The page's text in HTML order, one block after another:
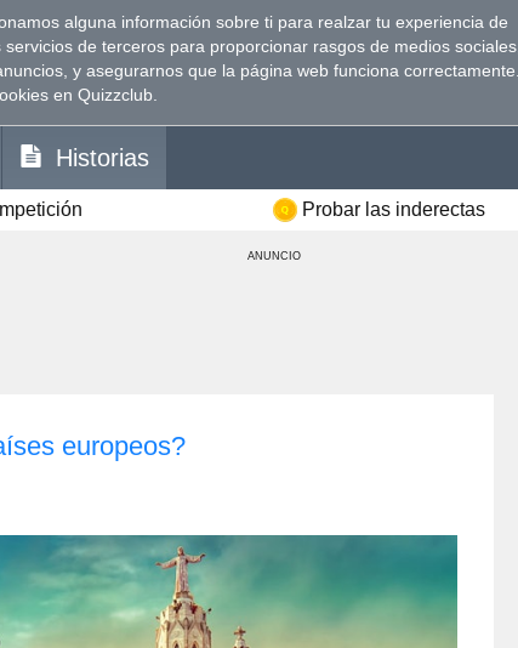
alguna información sobre ti para realzar tu experiencia de
de terceros para proporcionar rasgos de medios sociales,
y asegurarnos que la página web funciona correctamente.
en Quizzclub.
Historias
Probar las inderectas
ANUNCIO
europeos?